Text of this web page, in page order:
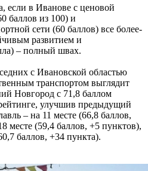
если в Иванове с ценовой
баллов из 100) и
сети (60 баллов) все более-
развитием и
– полный швах.
с Ивановской областью
транспортом выглядит
Новгород с 71,8 баллом
улучшив предыдущий
– на 11 месте (66,8 баллов,
месте (59,4 баллов, +5 пунктов),
баллов, +34 пункта).